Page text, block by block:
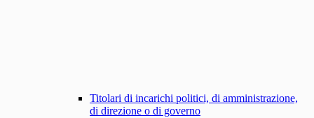
Titolari di incarichi politici, di amministrazione,
di direzione o di governo